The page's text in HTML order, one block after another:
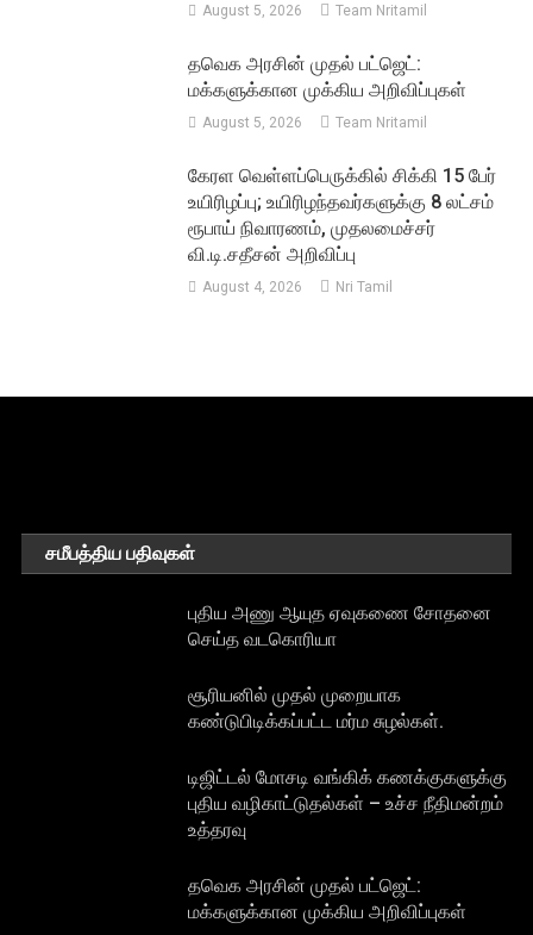
August 5, 2026 Team Nritamil
தவெக அரசின் முதல் பட்ஜெட்:
மக்களுக்கான முக்கிய அறிவிப்புகள்
August 5, 2026 Team Nritamil
கேரள வெள்ளப்பெருக்கில் சிக்கி 15 பேர்
உயிரிழப்பு; உயிரிழந்தவர்களுக்கு 8 லட்சம்
ரூபாய் நிவாரணம், முதலமைச்சர்
வி.டி.சதீசன் அறிவிப்பு
August 4, 2026 Nri Tamil
சமீபத்திய பதிவுகள்
புதிய அணு ஆயுத ஏவுகணை சோதனை
செய்த வடகொரியா
சூரியனில் முதல் முறையாக
கண்டுபிடிக்கப்பட்ட மர்ம சுழல்கள்.
டிஜிட்டல் மோசடி வங்கிக் கணக்குகளுக்கு
புதிய வழிகாட்டுதல்கள் – உச்ச நீதிமன்றம்
உத்தரவு
தவெக அரசின் முதல் பட்ஜெட்:
மக்களுக்கான முக்கிய அறிவிப்புகள்